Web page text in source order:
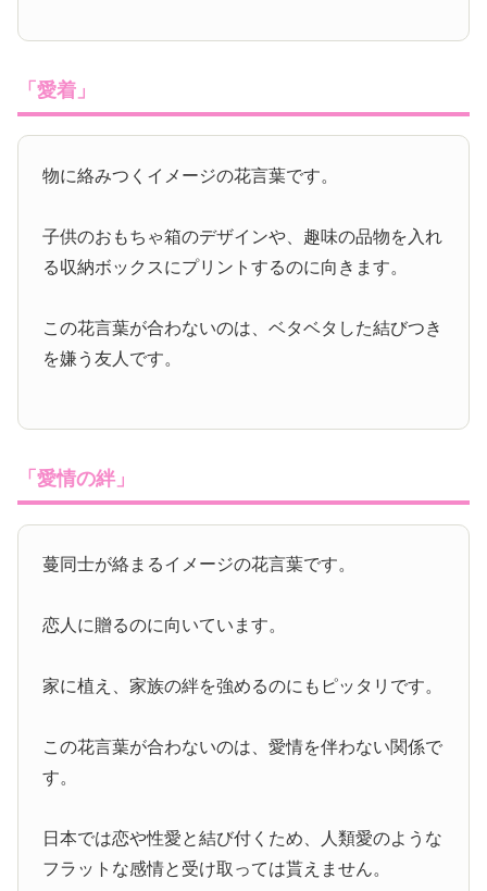
「愛着」
物に絡みつくイメージの花言葉です。
子供のおもちゃ箱のデザインや、趣味の品物を入れ
る収納ボックスにプリントするのに向きます。
この花言葉が合わないのは、ベタベタした結びつき
を嫌う友人です。
「愛情の絆」
蔓同士が絡まるイメージの花言葉です。
恋人に贈るのに向いています。
家に植え、家族の絆を強めるのにもピッタリです。
この花言葉が合わないのは、愛情を伴わない関係で
す。
日本では恋や性愛と結び付くため、人類愛のような
フラットな感情と受け取っては貰えません。